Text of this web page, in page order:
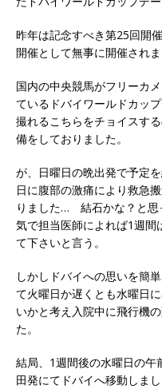
昨年は記念すべき第25回開
開催として無事に開催されま
国内の中央競馬がフリーカ
ているドバイワールドカッ
撮れるこちらをチョイスす
備をしておりました。
が、日曜日の晩出発で予定
日に腹部の激痛により救急
りました… 結石かな？と思
気で担当医師によれば1週間
て下さいと言う。
しかしドバイへの思いを簡
て火曜日か遅くとも水曜日
いかと考え入院中に飛行機
た。
結局、1週間後の水曜日の
田発にてドバイへ移動しまし